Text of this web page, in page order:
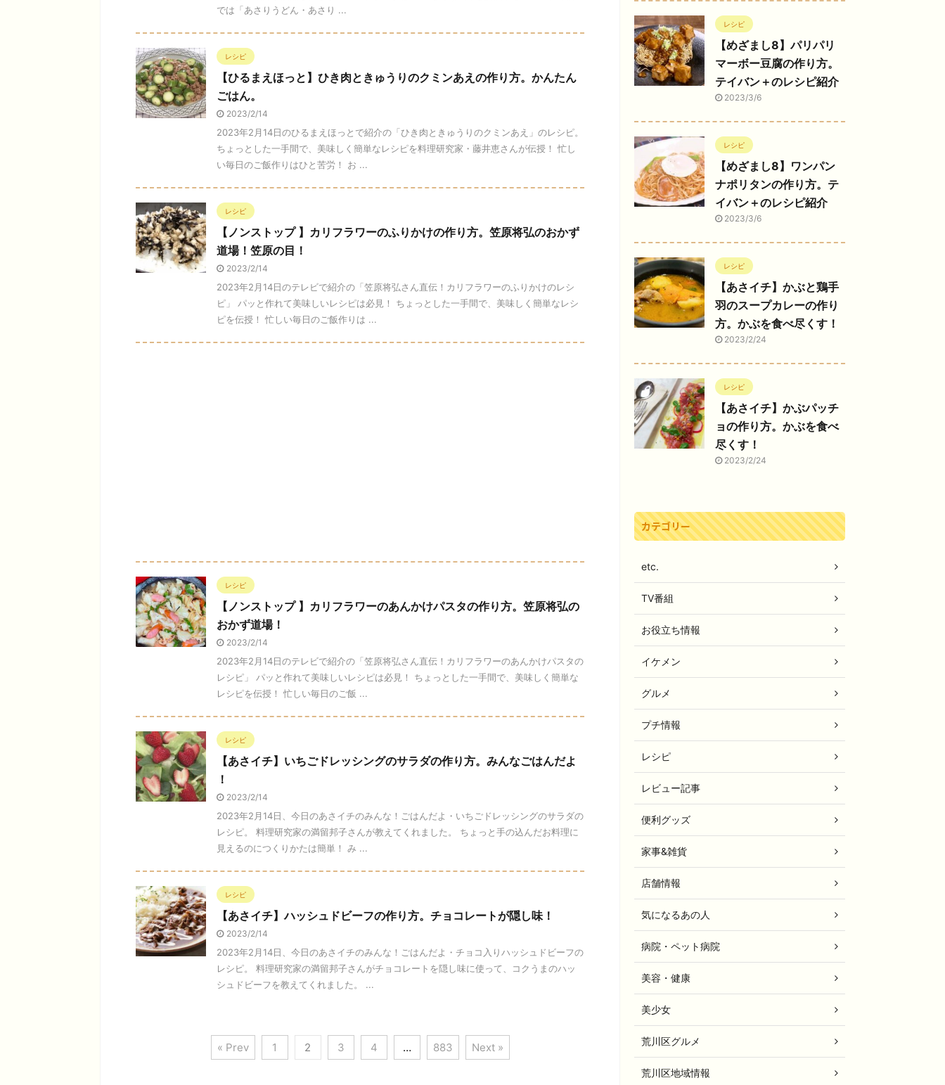
では「あさりうどん・あさり ...
レシピ
【ひるまえほっと】ひき肉ときゅうりのクミンあえの作り方。かんたん
ごはん。
2023/2/14
2023年2月14日のひるまえほっとで紹介の「ひき肉ときゅうりのクミンあえ」のレシピ。
ちょっとした一手間で、美味しく簡単なレシピを料理研究家・藤井恵さんが伝授！ 忙し
い毎日のご飯作りはひと苦労！ お ...
レシピ
【ノンストップ 】カリフラワーのふりかけの作り方。笠原将弘のおかず
道場！笠原の目！
2023/2/14
2023年2月14日のテレビで紹介の「笠原将弘さん直伝！カリフラワーのふりかけのレシ
ピ」 パッと作れて美味しいレシピは必見！ ちょっとした一手間で、美味しく簡単なレシ
ピを伝授！ 忙しい毎日のご飯作りは ...
レシピ
【ノンストップ 】カリフラワーのあんかけパスタの作り方。笠原将弘の
おかず道場！
2023/2/14
2023年2月14日のテレビで紹介の「笠原将弘さん直伝！カリフラワーのあんかけパスタの
レシピ」 パッと作れて美味しいレシピは必見！ ちょっとした一手間で、美味しく簡単な
レシピを伝授！ 忙しい毎日のご飯 ...
レシピ
【あさイチ】いちごドレッシングのサラダの作り方。みんなごはんだよ
！
2023/2/14
2023年2月14日、今日のあさイチのみんな！ごはんだよ・いちごドレッシングのサラダの
レシピ。 料理研究家の満留邦子さんが教えてくれました。 ちょっと手の込んだお料理に
見えるのにつくりかたは簡単！ み ...
レシピ
【あさイチ】ハッシュドビーフの作り方。チョコレートが隠し味！
2023/2/14
2023年2月14日、今日のあさイチのみんな！ごはんだよ・チョコ入りハッシュドビーフの
レシピ。 料理研究家の満留邦子さんがチョコレートを隠し味に使って、コクうまのハッ
シュドビーフを教えてくれました。 ...
« Prev 1 2 3 4 … 883 Next »
レシピ
【めざまし8】パリパリ
マーボー豆腐の作り方。
テイバン＋のレシピ紹介
2023/3/6
レシピ
【めざまし8】ワンパン
ナポリタンの作り方。テ
イバン＋のレシピ紹介
2023/3/6
レシピ
【あさイチ】かぶと鶏手
羽のスープカレーの作り
方。かぶを食べ尽くす！
2023/2/24
レシピ
【あさイチ】かぶパッチ
ョの作り方。かぶを食べ
尽くす！
2023/2/24
カテゴリー
etc.
TV番組
お役立ち情報
イケメン
グルメ
プチ情報
レシピ
レビュー記事
便利グッズ
家事&雑貨
店舗情報
気になるあの人
病院・ペット病院
美容・健康
美少女
荒川区グルメ
荒川区地域情報